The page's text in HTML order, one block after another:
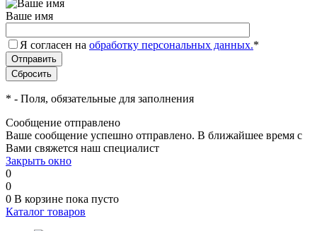
Ваше имя
Я согласен на обработку персональных данных.*
* - Поля, обязательные для заполнения
Сообщение отправлено
Ваше сообщение успешно отправлено. В ближайшее время с
Вами свяжется наш специалист
Закрыть окно
0
0
0 В корзине пока пусто
Каталог товаров